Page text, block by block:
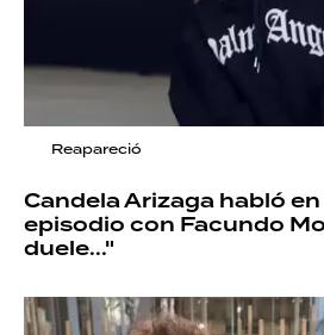
Reapareció
Candela Arizaga habló
episodio con Facundo
duele..."